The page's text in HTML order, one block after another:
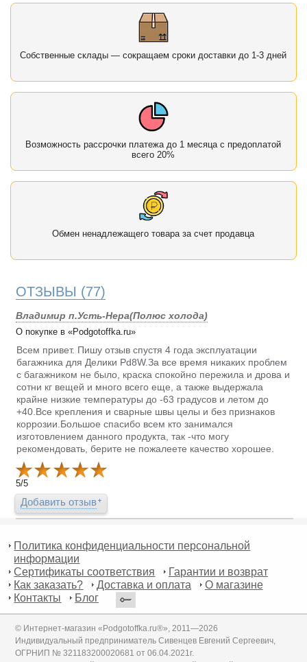
Собственные склады — сокращаем сроки доставки до 1-3 дней
Возможность рассрочки платежа до 1 месяца с предоплатой
всего 20%
Обмен ненадлежащего товара за счет продавца
ОТЗЫВЫ (77)
Владимир п.Усть-Нера(Полюс холода)
О покупке в «Podgotoffka.ru»
Всем привет. Пишу отзыв спустя 4 года эксплуатации
багажника для Делики Pd8W.За все время никаких проблем
с багажником не было, краска спокойно пережила и дрова и
сотни кг вещей и много всего еще, а также выдержала
крайне низкие температуры до -63 градусов и летом до
+40.Все крепления и сварные швы целы и без признаков
коррозии.Большое спасибо всем кто занимался
изготовлением данного продукта, так -что могу
рекомендовать, берите не пожалеете качество хорошее.
5/5
Добавить отзыв
Политика конфиденциальности персональной
информации
Сертификаты соответствия
Гарантии и возврат
Как заказать?
Доставка и оплата
О магазине
Контакты
Блог
© Интернет-магазин «Podgotoffka.ru®», 2011—2026
Индивидуальный предприниматель Сивенцев Евгений Сергеевич,
ОГРНИП № 321183200020681 от 06.04.2021г.